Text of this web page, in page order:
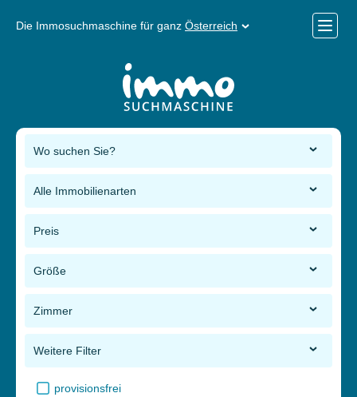
Die Immosuchmaschine für ganz Österreich
Menü
Wo suchen Sie?
Alle Immobilienarten
Preis
Größe
Zimmer
Weitere Filter
provisionsfrei